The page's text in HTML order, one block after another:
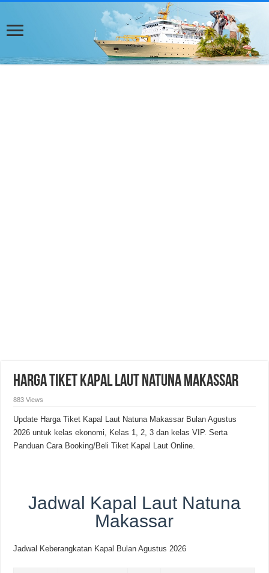
Harga Tiket Kapal Laut Natuna Makassar
883 Views
Update Harga Tiket Kapal Laut Natuna Makassar Bulan Agustus
2026 untuk kelas ekonomi, Kelas 1, 2, 3 dan kelas VIP. Serta
Panduan Cara Booking/Beli Tiket Kapal Laut Online.
Jadwal Kapal Laut Natuna
Makassar
Jadwal Keberangkatan Kapal Bulan Agustus 2026